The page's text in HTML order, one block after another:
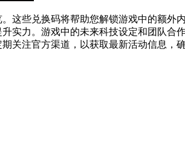
这些兑换码将帮助您解锁游戏中的额
实力。游戏中的未来科技设定和团队
关注官方渠道，以获取最新活动信息，